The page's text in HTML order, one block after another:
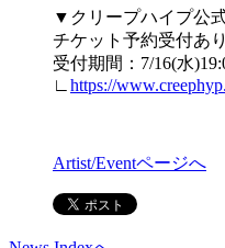
▼クリープハイプ公
チケット予約受付あり
受付期間：7/16(水
∟ https://
Artist/Eventページへ